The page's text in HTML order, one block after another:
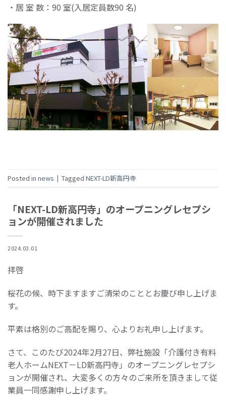
・居 室 数：90 室(入居定員数90 名)
Posted in news | Tagged NEXT-LD新高円寺
「NEXT-LD新高円寺」のオープニングレセプシ
ョンが開催されました
2024.03.01
拝啓
桜花の候、時下ますますご清栄のこととお慶び申し上げま
す。
平素は格別のご高配を賜り、心よりお礼申し上げます。
さて、このたび2024年2月27日、弊社施設「介護付き有料
老人ホームNEXT－LD新高円寺」のオープニングレセプシ
ョンが開催され、大変多くの方々のご来所を頂きまして従
業員一同感謝申し上げます。